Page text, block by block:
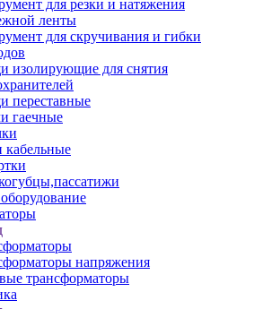
для резки и натяжения
ленты
для скручивания и гибки
изолирующие для снятия
переставные
гаечные
напряжения
трансформаторы